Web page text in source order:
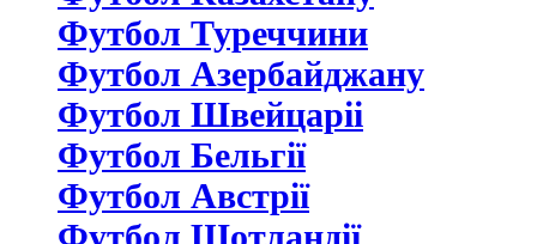
Футбол Туреччини
Футбол Азербайджану
Футбол Швейцаріі
Футбол Бельгії
Футбол Австрії
Футбол Шотландії